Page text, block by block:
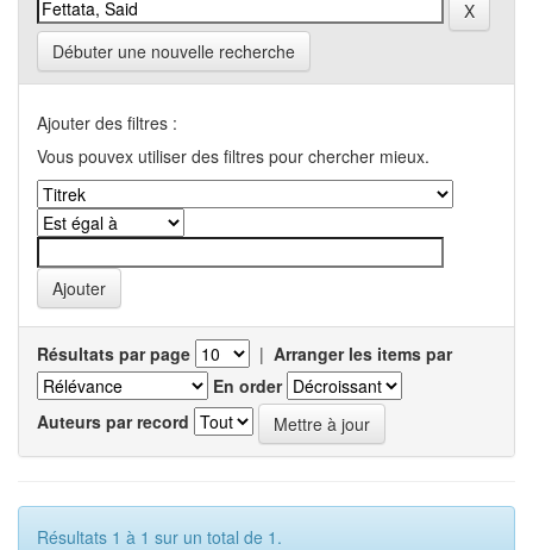
Débuter une nouvelle recherche
Ajouter des filtres :
Vous pouvex utiliser des filtres pour chercher mieux.
Résultats par page | Arranger les items par
En order
Auteurs par record
Résultats 1 à 1 sur un total de 1.